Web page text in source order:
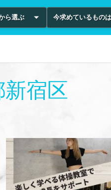
ら選ぶ 今求めているもの
宿区